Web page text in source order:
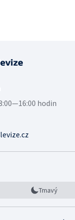
hodin
Tmavý